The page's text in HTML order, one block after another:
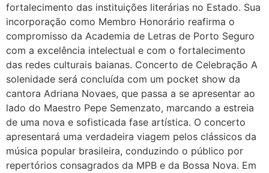
fortalecimento das instituições literárias no Estado. Sua
incorporação como Membro Honorário reafirma o
compromisso da Academia de Letras de Porto Seguro
com a excelência intelectual e com o fortalecimento
das redes culturais baianas. Concerto de Celebração A
solenidade será concluída com um pocket show da
cantora Adriana Novaes, que passa a se apresentar ao
lado do Maestro Pepe Semenzato, marcando a estreia
de uma nova e sofisticada fase artística. O concerto
apresentará uma verdadeira viagem pelos clássicos da
música popular brasileira, conduzindo o público por
repertórios consagrados da MPB e da Bossa Nova. Em